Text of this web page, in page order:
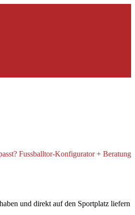
und direkt auf den Sportplatz liefern